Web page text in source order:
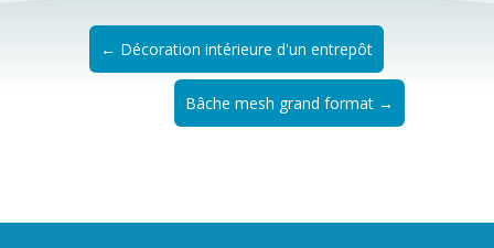
← Décoration intérieure d'un entrepôt
Bâche mesh grand format →